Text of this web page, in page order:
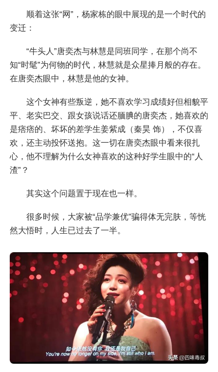
顺着这张“网”，杨家栋的眼中展现的是一个时代的
变迁：
“牛头人”唐奕杰与林慧是同班同学，在那个尚不
知“时髦”为何物的时代，林慧就是众星捧月般的存在。
在唐奕杰眼中，林慧是他的女神。
这个女神有些叛逆，她不喜欢学习成绩好但相貌平
平、老实巴交、跟女孩说话还腼腆的唐奕杰，她喜欢的
是痞痞的、坏坏的差学生姜紫成（秦昊 饰），不仅喜
欢，还主动投怀送抱。这一切在唐奕杰眼中看来很扎
心，他不理解为什么女神喜欢的这种好学生眼中的“人
渣”？
其实这个问题置于现在也一样。
很多时候，大家被“品学兼优”骗得体无完肤，等恍
然大悟时，人生已过去了一半。